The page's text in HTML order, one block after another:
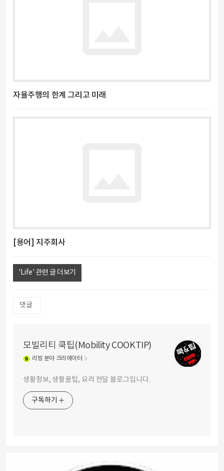
자율주행의 한계 그리고 미래
[용어] 지주회사
'Life' 관련 글 더보기
댓글
모빌리티 쿡팁(Mobility COOKTIP)
리빙 분야 크리에이터
생활정보, 생활꿀팁, 요리 전달 블로그입니다.
구독하기